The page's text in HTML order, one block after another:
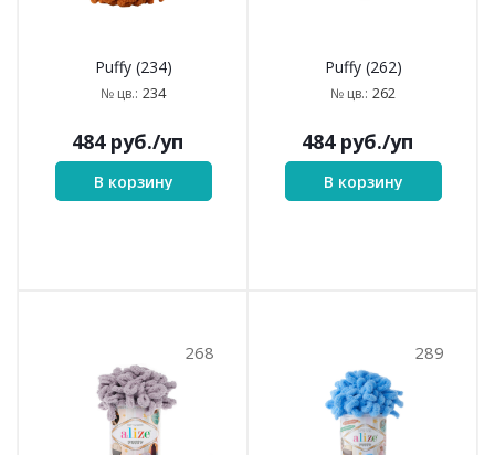
Puffy (234)
№ цв.: 234
484руб./уп
В корзину
Puffy (262)
№ цв.: 262
484руб./уп
В корзину
268 289